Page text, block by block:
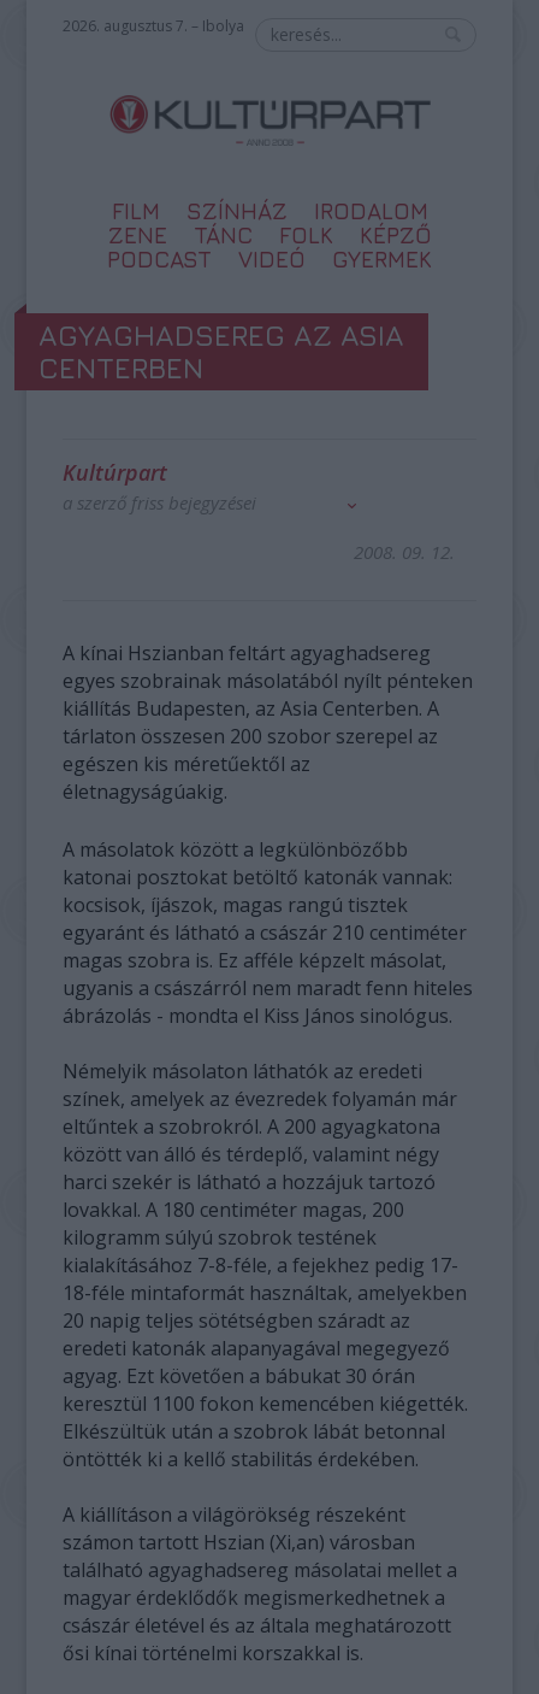
2026. augusztus 7. – Ibolya
FILM SZÍNHÁZ
IRODALOM
ZENE
TÁNC FOLK
KÉPZŐ
PODCAST
VIDEÓ GYERMEK
AGYAGHADSEREG AZ ASIA
CENTERBEN
Kultúrpart
a szerző friss bejegyzései
2008. 09. 12.
A kínai Hszianban feltárt agyaghadsereg
egyes szobrainak másolatából nyílt pénteken
kiállítás Budapesten, az Asia Centerben. A
tárlaton összesen 200 szobor szerepel az
egészen kis méretűektől az
életnagyságúakig.
A másolatok között a legkülönbözőbb
katonai posztokat betöltő katonák vannak:
kocsisok, íjászok, magas rangú tisztek
egyaránt és látható a császár 210 centiméter
magas szobra is. Ez afféle képzelt másolat,
ugyanis a császárról nem maradt fenn hiteles
ábrázolás - mondta el Kiss János sinológus.
Némelyik másolaton láthatók az eredeti
színek, amelyek az évezredek folyamán már
eltűntek a szobrokról. A 200 agyagkatona
között van álló és térdeplő, valamint négy
harci szekér is látható a hozzájuk tartozó
lovakkal. A 180 centiméter magas, 200
kilogramm súlyú szobrok testének
kialakításához 7-8-féle, a fejekhez pedig 17-
18-féle mintaformát használtak, amelyekben
20 napig teljes sötétségben száradt az
eredeti katonák alapanyagával megegyező
agyag. Ezt követően a bábukat 30 órán
keresztül 1100 fokon kemencében kiégették.
Elkészültük után a szobrok lábát betonnal
öntötték ki a kellő stabilitás érdekében.
A kiállításon a világörökség részeként
számon tartott Hszian (Xi,an) városban
található agyaghadsereg másolatai mellet a
magyar érdeklődők megismerkedhetnek a
császár életével és az általa meghatározott
ősi kínai történelmi korszakkal is.